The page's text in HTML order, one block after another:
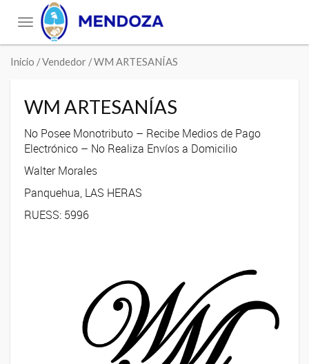
Toggle
navigation
Inicio / Vendedor / WM ARTESANÍAS
WM ARTESANÍAS
No Posee Monotributo – Recibe Medios de Pago
Electrónico – No Realiza Envíos a Domicilio
Walter Morales
Panquehua, LAS HERAS
RUESS: 5996